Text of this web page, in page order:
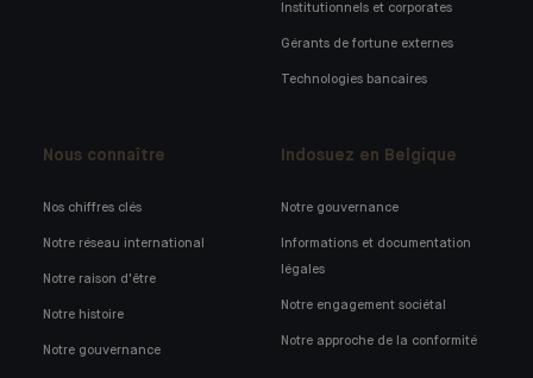
Institutionnels et corporates
Gérants de fortune externes
Technologies bancaires
Nous connaître
Nos chiffres clés
Notre réseau international
Notre raison d'être
Notre histoire
Notre gouvernance
Indosuez en Belgique
Notre gouvernance
Informations et documentation
légales
Notre engagement sociétal
Notre approche de la conformité